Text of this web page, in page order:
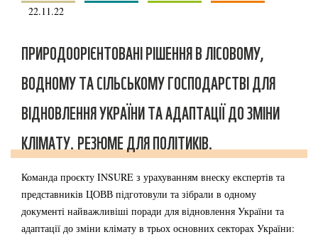
22.11.22
ПРИРОДООРІЄНТОВАНІ РІШЕННЯ В ЛІСОВОМУ,
ВОДНОМУ ТА СІЛЬСЬКОМУ ГОСПОДАРСТВІ ДЛЯ
ВІДНОВЛЕННЯ УКРАЇНИ ТА АДАПТАЦІЇ ДО ЗМІНИ
КЛІМАТУ. РЕЗЮМЕ ДЛЯ ПОЛІТИКІВ.
Команда проєкту INSURE з урахуванням внеску експертів та
представників ЦОВВ підготовули та зібрали в одному
документі найважливіші поради для відновлення України та
адаптації до зміни клімату в трьох основних секторах України: